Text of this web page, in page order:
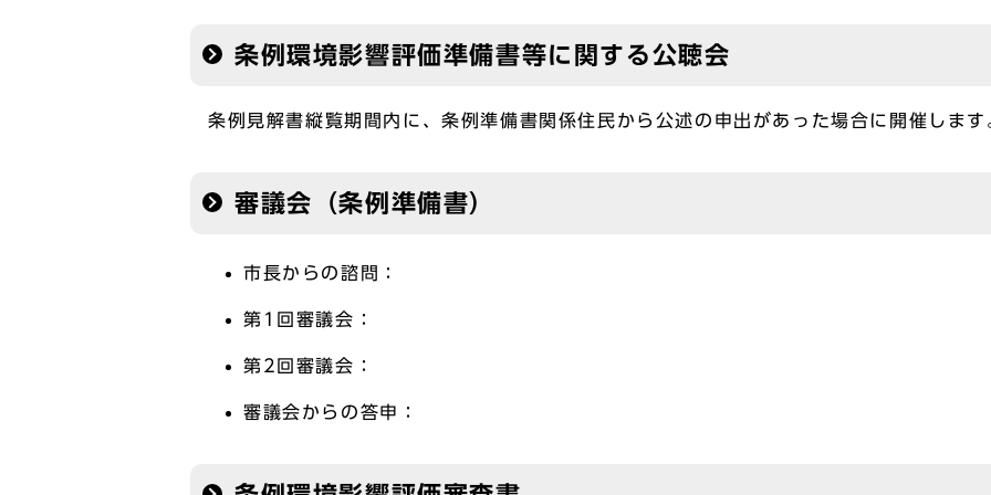
条例環境影響評価準備書等に関する公聴会
条例見解書縦覧期間内に、条例準備書関係住民から公述の申出があった場合に開催します
審議会（条例準備書）
市長からの諮問：
第1回審議会：
第2回審議会：
審議会からの答申：